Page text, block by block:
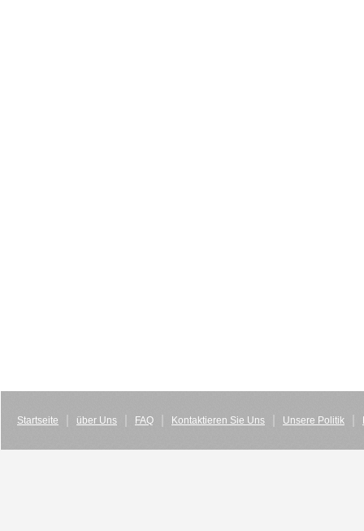
Startseite über Uns FAQ Kontaktieren Sie Uns Unsere Politik